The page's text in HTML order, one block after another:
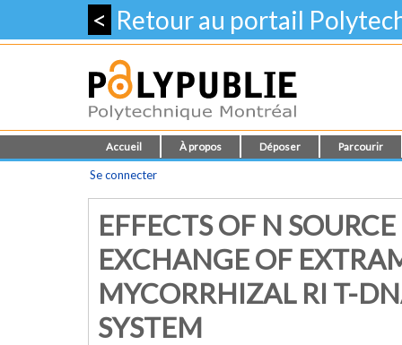
< Retour au portail
Accueil À propos Déposer Parcourir
Se connecter
EFFECTS OF N
EXCHANGE OF
MYCORRHIZAL RI T-
SYSTEM